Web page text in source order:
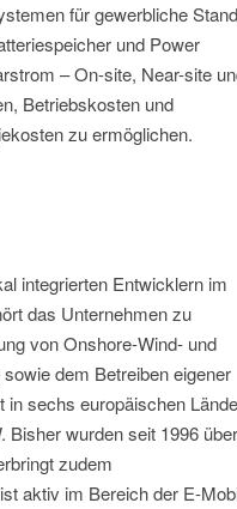
für gewerbliche
und Power
– On-site, Near-site
Betriebskosten und
zu ermöglichen.
integrierten Entwicklern im
das Unternehmen zu
von Onshore-Wind- und
dem Betreiben eigener
in sechs europäischen
Bisher wurden seit 1996 über
zudem
aktiv im Bereich der E-